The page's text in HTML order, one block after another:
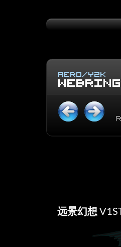
远景幻想